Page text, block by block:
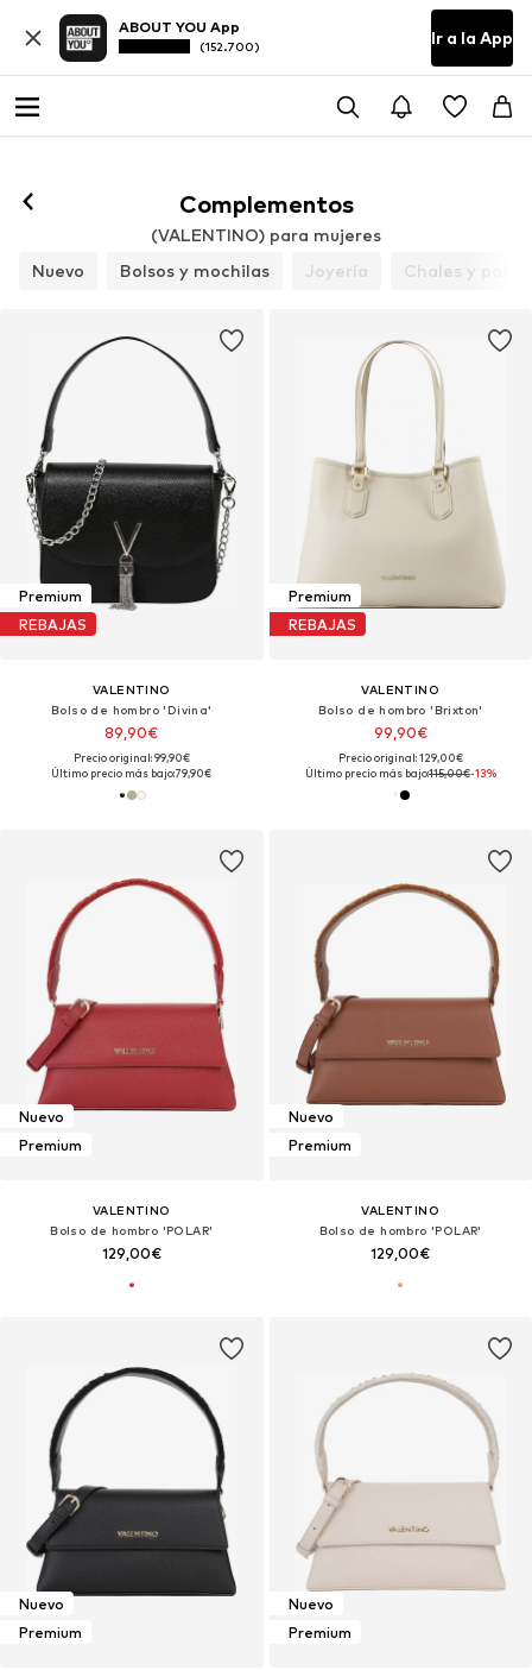
ABOUT YOU App
(152.700) Ir a la App
Complementos
(VALENTINO) para mujeres
Nuevo
Bolsos y mochilas Joyería Chales y
Premium
REBAJAS
VALENTINO
Bolso de hombro 'Divina'
89,90€
Precio original: 99,90€
Último precio más bajo:79,90€
Premium
REBAJAS
VALENTINO
Bolso de hombro 'Brixton'
99,90€
Precio original: 129,00€
Último precio más bajo:115,00€-13%
Nuevo
Premium
VALENTINO
Bolso de hombro 'POLAR'
129,00€
Nuevo
Premium
VALENTINO
Bolso de hombro 'POLAR'
129,00€
Nuevo
Premium
Nuevo
Premium